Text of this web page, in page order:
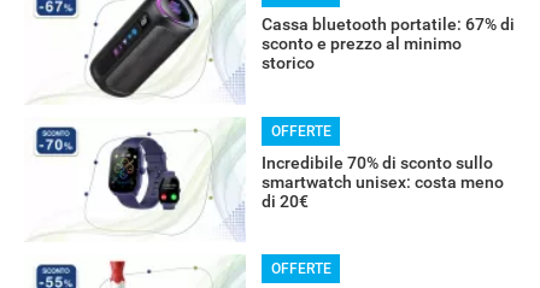
RECENSIONI
Cassa bluetooth portatile: 67% di
sconto e prezzo al minimo
storico
OFFERTE
Incredibile 70% di sconto sullo
smartwatch unisex: costa meno
di 20€
OFFERTE